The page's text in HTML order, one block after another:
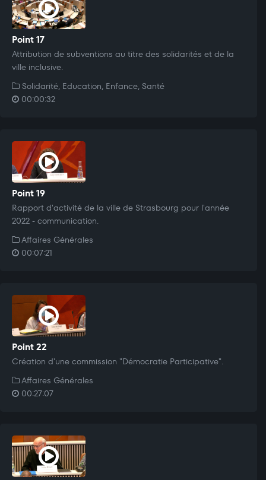
Point 17
Attribution de subventions au titre des solidarités et de la
ville inclusive.
Solidarité, Education, Enfance, Santé
00:00:32
Point 19
Rapport d'activité de la ville de Strasbourg pour l'année
2022 - communication.
Affaires Générales
00:07:21
Point 22
Création d'une commission "Démocratie Participative".
Affaires Générales
00:27:07